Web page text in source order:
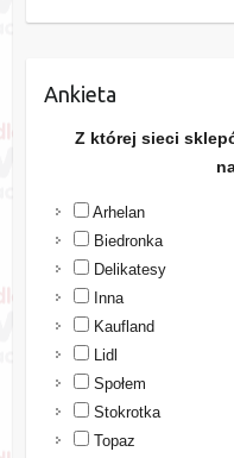
Ankieta
Z której sieci
Arhelan
Biedronka
Delikatesy
Inna
Kaufland
Lidl
Społem
Stokrotka
Topaz